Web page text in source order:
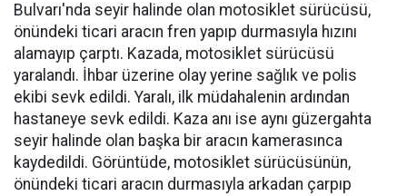
Bulvarı'nda seyir halinde olan motosiklet sürücüsü,
önündeki ticari aracın fren yapıp durmasıyla hızını
alamayıp çarptı. Kazada, motosiklet sürücüsü
yaralandı. İhbar üzerine olay yerine sağlık ve polis
ekibi sevk edildi. Yaralı, ilk müdahalenin ardından
hastaneye sevk edildi. Kaza anı ise aynı güzergahta
seyir halinde olan başka bir aracın kamerasınca
kaydedildi. Görüntüde, motosiklet sürücüsünün,
önündeki ticari aracın durmasıyla arkadan çarpıp